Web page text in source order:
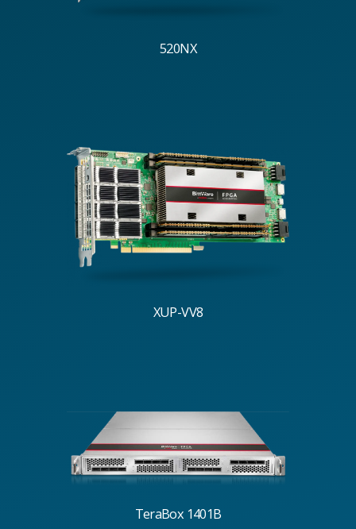
520NX
XUP-VV8
TeraBox 1401B